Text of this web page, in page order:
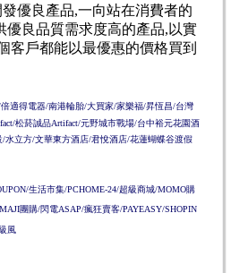
優良產品,一向站在消費者的
優良品質需求度高的產品,以實
客戶都能以最優惠的價格買到
適得電器/南港輪胎/大買家/家樂福/昇恆昌/台灣
松菸誠品Artifact/元野城市戰場/台中裕元花園酒
水立方/文華東方酒店/君悅酒店/花蓮蝴蝶谷渡假
生活市集/PCHOME-24/超級商城/MOMO購
團購/閃電ASAP/瘋狂賣客/PAYEASY/SHOPIN
風